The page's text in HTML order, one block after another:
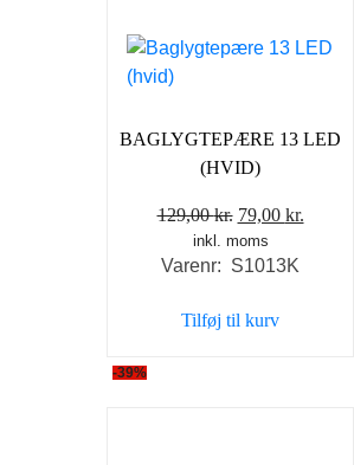
BAGLYGTEPÆRE 13 LED
(HVID)
129,00kr. Den
oprindelige
pris
129,00 kr..
79,00 kr.
inkl. moms
Varenr: S1013K
Tilføj til kurv
-39%